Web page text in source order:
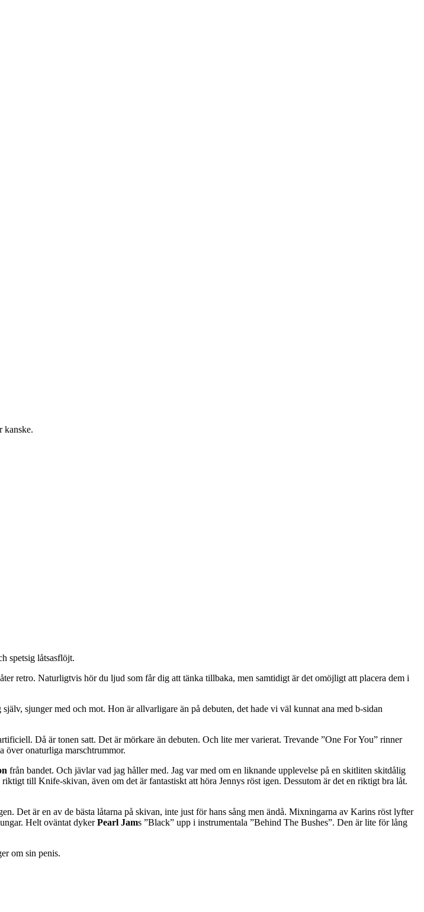
kanske.
spetsig låtsasflöjt.
retro. Naturligtvis hör du ljud som får dig att tänka tillbaka, men samtidigt är det omöjligt att placera dem i
sjunger med och mot. Hon är allvarligare än på debuten, det hade vi väl kunnat ana med b-sidan
Då är tonen satt. Det är mörkare än debuten. Och lite mer varierat. Trevande ”One For You” rinner
över onaturliga marschtrummor.
från bandet. Och jävlar vad jag håller med. Jag var med om en liknande upplevelse på en skitliten skitdålig
till Knife-skivan, även om det är fantastiskt att höra Jennys röst igen. Dessutom är det en riktigt bra låt.
Det är en av de bästa låtarna på skivan, inte just för hans sång men ändå. Mixningarna av Karins röst lyfter
Helt oväntat dykerPearl Jams ”Black” upp i instrumentala ”Behind The Bushes”. Den är lite för lång
om sin penis.